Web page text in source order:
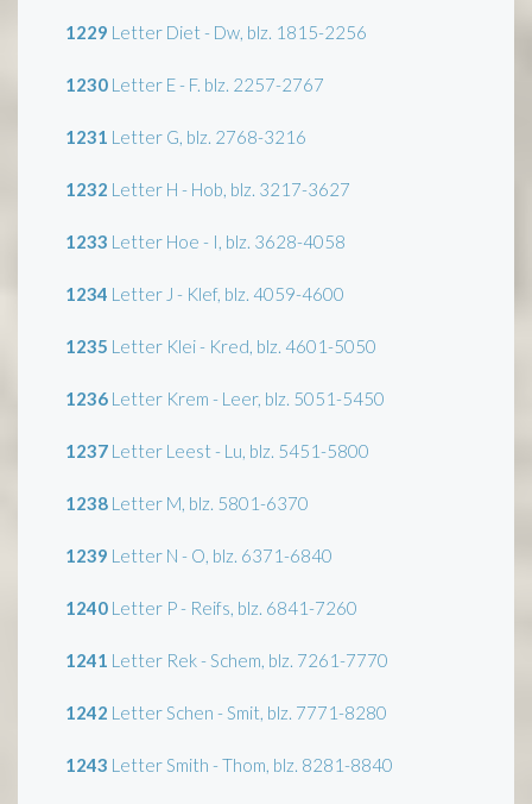
1229 Letter Diet - Dw, blz. 1815-2256
1230 Letter E - F. blz. 2257-2767
1231 Letter G, blz. 2768-3216
1232 Letter H - Hob, blz. 3217-3627
1233 Letter Hoe - I, blz. 3628-4058
1234 Letter J - Klef, blz. 4059-4600
1235 Letter Klei - Kred, blz. 4601-5050
1236 Letter Krem - Leer, blz. 5051-5450
1237 Letter Leest - Lu, blz. 5451-5800
1238 Letter M, blz. 5801-6370
1239 Letter N - O, blz. 6371-6840
1240 Letter P - Reifs, blz. 6841-7260
1241 Letter Rek - Schem, blz. 7261-7770
1242 Letter Schen - Smit, blz. 7771-8280
1243 Letter Smith - Thom, blz. 8281-8840